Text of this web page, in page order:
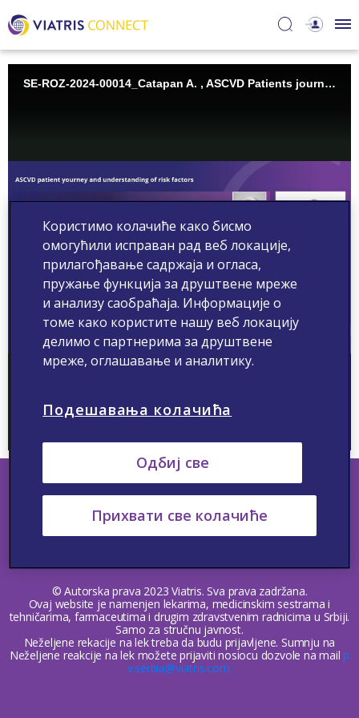
SE-ROZ-2024-00014_Catapan A. , ASCVD Patients journey and understanding risks factors
Play
Video
© Autorska prava 2023 Viatris. Sva prava zadržana.
Ovaj website je namenjen lekarima, medicinskim sestrama i
tehničarima, farmaceutima i drugim zdravstvenim radnicima u Srbiji.
Samo za stručnu javnost.
Neželjene rekacije na lek treba da budu prijavljene. Sumnju na
Neželjene reakcije na lek možete prijaviti nosiocu dozvole na mail p
v.serbia@viatris.com.
Користимо колачиће како бисмо
омогућили исправан рад веб локације,
прилагођавање садржаја и огласа,
пружање функција за друштвене мреже
и анализу саобраћаја. Информације о
томе како користите нашу веб локацију
делимо с партнерима за друштвене
мреже, оглашавање и аналитику.
Подешавања колачића
Одбиј све
Прихвати све колачиће